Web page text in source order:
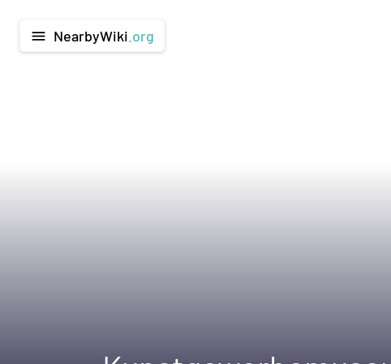
menu NearbyWiki .org